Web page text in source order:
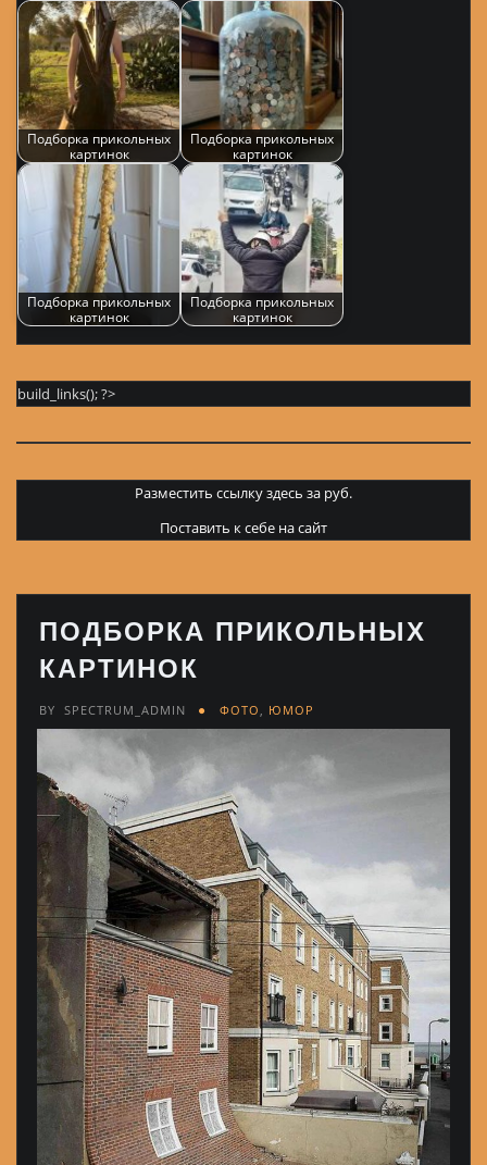
Подборка прикольных
картинок
Подборка прикольных
картинок
Подборка прикольных
картинок
Подборка прикольных
картинок
build_links(); ?>
Разместить ссылку здесь за руб.
Поставить к себе на сайт
ПОДБОРКА ПРИКОЛЬНЫХ
КАРТИНОК
BY SPECTRUM_ADMIN ФОТО , ЮМОР